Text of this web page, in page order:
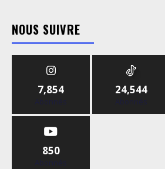
NOUS SUIVRE
7,854
Abonnés
24,544
Abonnés
850
Abonnés